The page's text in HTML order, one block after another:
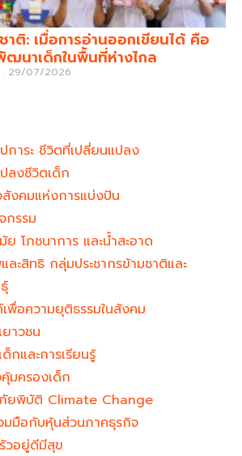
าติ: เมื่อการอ่านออกเขียนได้ คือ
ฒนาเด็กในพื้นที่ห่างไกล
29/07/2026
การะ ชีวิตที่เปลี่ยนแปลง
ลงชีวิตเด็ก
งคมแห่งการแบ่งปัน
กรรม
ย โภชนาการ และน้ำสะอาด
ละสิทธิ กลุ่มประชากรข้ามชาติและ
พื่อความยุติธรรมในสังคม
าวชน
กและการเรียนรู้
มครองเด็ก
ยพิบัติ Climate Change
มมือกับหุ้นส่วนภาคธุรกิจ
วอยู่ดีมีสุข